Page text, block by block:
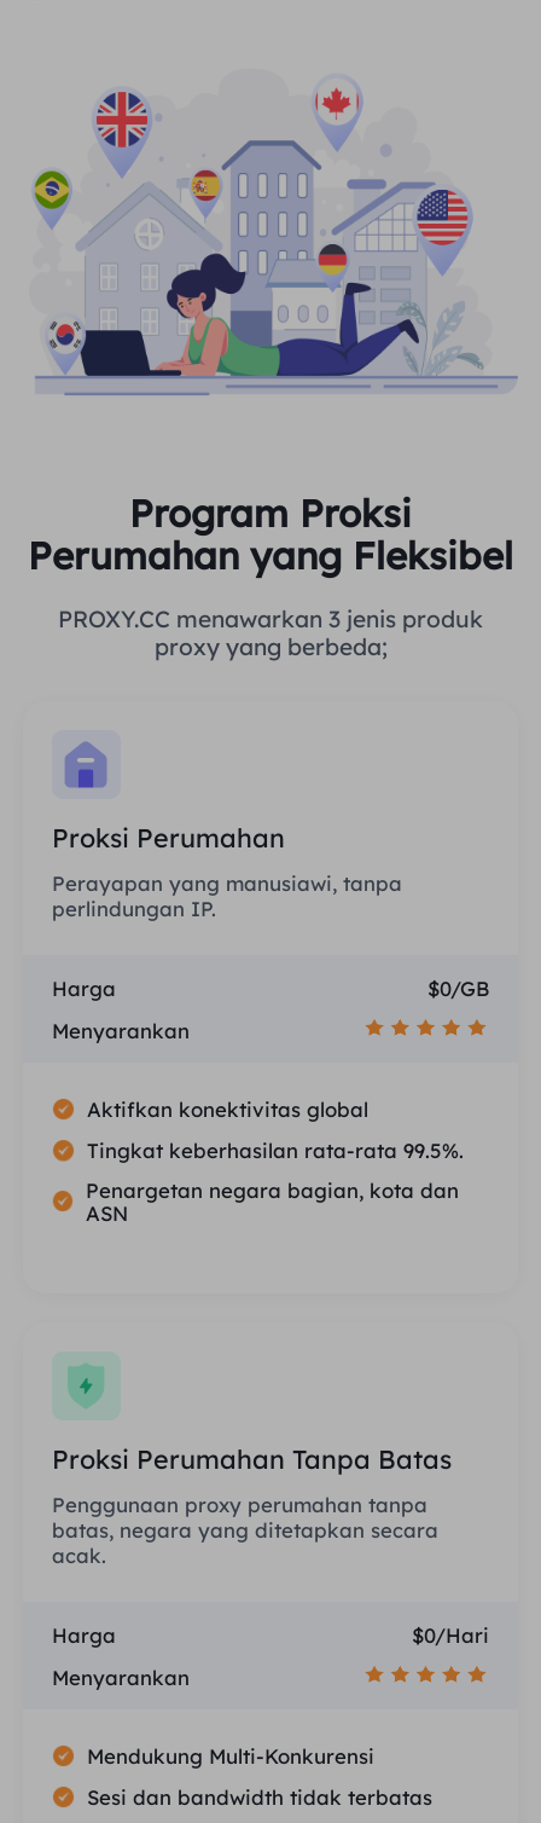
Program Proksi
Perumahan yang Fleksibel
PROXY.CC menawarkan 3 jenis produk
proxy yang berbeda;
Proksi Perumahan
Perayapan yang manusiawi, tanpa
perlindungan IP.
Harga
$0/GB
Menyarankan
Aktifkan konektivitas global
Tingkat keberhasilan rata-rata 99.5%.
Penargetan negara bagian, kota dan
ASN
Proksi Perumahan Tanpa Batas
Penggunaan proxy perumahan tanpa
batas, negara yang ditetapkan secara
acak.
Harga
$0/Hari
Menyarankan
Mendukung Multi-Konkurensi
Sesi dan bandwidth tidak terbatas